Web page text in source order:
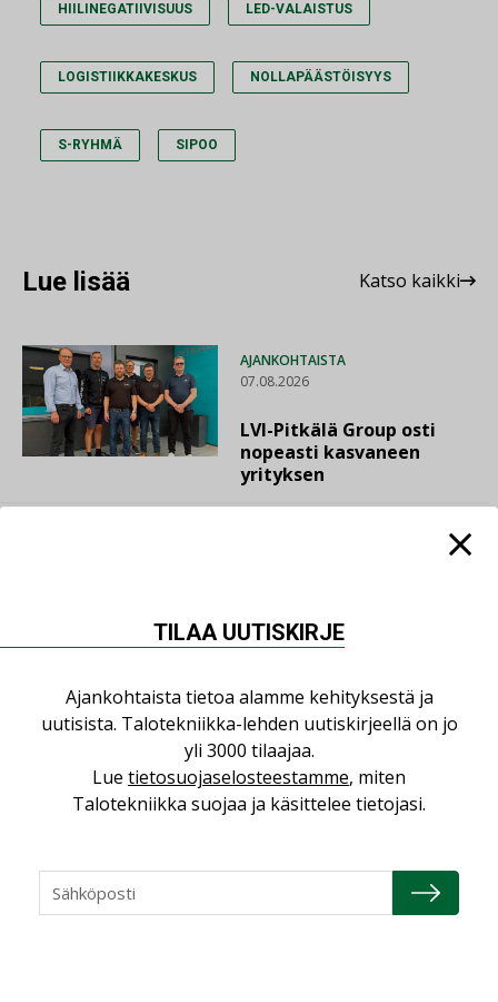
HIILINEGATIIVISUUS LED-VALAISTUS
LOGISTIIKKAKESKUS NOLLAPÄÄSTÖISYYS
S-RYHMÄ SIPOO
Lue lisää Katso kaikki
AJANKOHTAISTA
07.08.2026
LVI-Pitkälä Group osti
nopeasti kasvaneen
yrityksen
Puutteellinen eristys
lisää lämpöhäviöitä
AJANKOHTAISTA
05.08.2026
kilpailuedut syntyvät,
teknologiat tuodaan
TILAA UUTISKIRJE
Ajankohtaista tietoa alamme kehityksestä ja
uutisista. Talotekniikka-lehden uutiskirjeellä on jo
yli 3000 tilaajaa.
Lue tietosuojaselosteestamme, miten
Talotekniikka suojaa ja käsittelee tietojasi.